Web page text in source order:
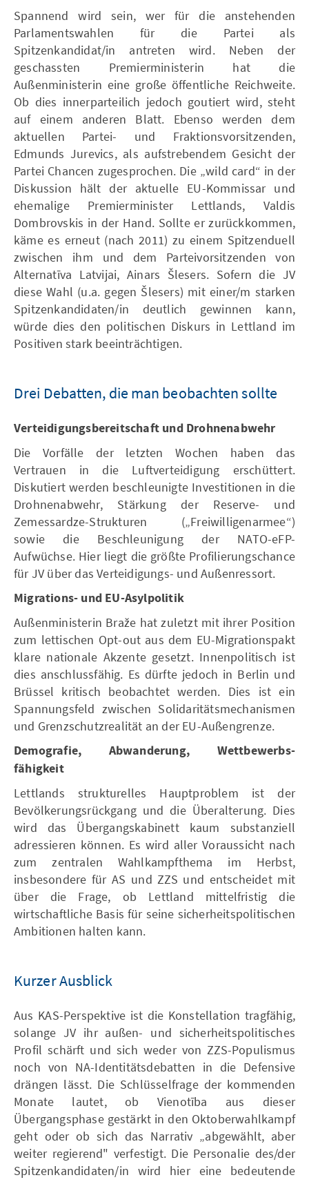
Spannend wird sein, wer für die anstehenden
Parlamentswahlen für die Partei als
Spitzenkandidat/in antreten wird. Neben der
geschassten Premierministerin hat die
Außenministerin eine große öffentliche Reichweite.
Ob dies innerparteilich jedoch goutiert wird, steht
auf einem anderen Blatt. Ebenso werden dem
aktuellen Partei- und Fraktionsvorsitzenden,
Edmunds Jurevics, als aufstrebendem Gesicht der
Partei Chancen zugesprochen. Die „wild card“ in der
Diskussion hält der aktuelle EU-Kommissar und
ehemalige Premierminister Lettlands, Valdis
Dombrovskis in der Hand. Sollte er zurückkommen,
käme es erneut (nach 2011) zu einem Spitzenduell
zwischen ihm und dem Parteivorsitzenden von
Alternatīva Latvijai, Ainars Šlesers. Sofern die JV
diese Wahl (u.a. gegen Šlesers) mit einer/m starken
Spitzenkandidaten/in deutlich gewinnen kann,
würde dies den politischen Diskurs in Lettland im
Positiven stark beeinträchtigen.
Drei Debatten, die man beobachten sollte
Verteidigungsbereitschaft und Drohnenabwehr
Die Vorfälle der letzten Wochen haben das
Vertrauen in die Luftverteidigung erschüttert.
Diskutiert werden beschleunigte Investitionen in die
Drohnenabwehr, Stärkung der Reserve- und
Zemessardze-Strukturen („Freiwilligenarmee“)
sowie die Beschleunigung der NATO-eFP-
Aufwüchse. Hier liegt die größte Profilierungschance
für JV über das Verteidigungs- und Außenressort.
Migrations- und EU-Asylpolitik
Außenministerin Braže hat zuletzt mit ihrer Position
zum lettischen Opt-out aus dem EU-Migrationspakt
klare nationale Akzente gesetzt. Innenpolitisch ist
dies anschlussfähig. Es dürfte jedoch in Berlin und
Brüssel kritisch beobachtet werden. Dies ist ein
Spannungsfeld zwischen Solidaritätsmechanismen
und Grenzschutzrealität an der EU-Außengrenze.
Demografie, Abwanderung, Wettbewerbs-
fähigkeit
Lettlands strukturelles Hauptproblem ist der
Bevölkerungsrückgang und die Überalterung. Dies
wird das Übergangskabinett kaum substanziell
adressieren können. Es wird aller Voraussicht nach
zum zentralen Wahlkampfthema im Herbst,
insbesondere für AS und ZZS und entscheidet mit
über die Frage, ob Lettland mittelfristig die
wirtschaftliche Basis für seine sicherheitspolitischen
Ambitionen halten kann.
Kurzer Ausblick
Aus KAS-Perspektive ist die Konstellation tragfähig,
solange JV ihr außen- und sicherheitspolitisches
Profil schärft und sich weder von ZZS-Populismus
noch von NA-Identitätsdebatten in die Defensive
drängen lässt. Die Schlüsselfrage der kommenden
Monate lautet, ob Vienotība aus dieser
Übergangsphase gestärkt in den Oktoberwahlkampf
geht oder ob sich das Narrativ „abgewählt, aber
weiter regierend" verfestigt. Die Personalie des/der
Spitzenkandidaten/in wird hier eine bedeutende